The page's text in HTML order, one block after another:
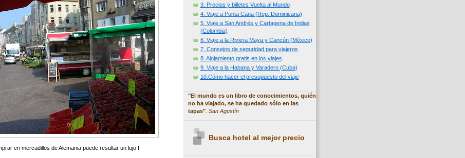
en mercadillos de Alemania puede resultar un lujo !
3. Precios y billetes Vuelta al Mundo
4. Viaje a Punta Cana (Rep. Dominicana)
5. Viaje a San Andrés y Cartagena de Indias
(Colombia)
6. Viaje a la Riviera Maya y Cancún (México)
7. Consejos de seguridad para viajeros
8. Alojamiento gratis en los viajes
9. Viaje a la Habana y Varadero (Cuba)
10.Cómo hacer el presupuesto del viaje
"El mundo es un libro de conocimientos, quién
no ha viajado, se ha quedado sólo en las
tapas". San Agustín
Busca hotel al mejor precio